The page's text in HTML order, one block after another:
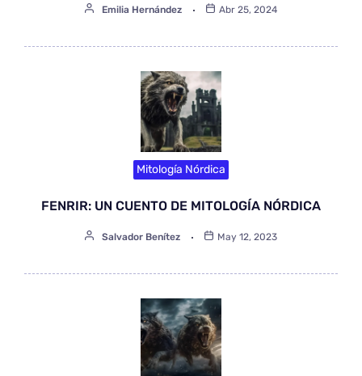
Emilia Hernández Abr 25, 2024
Mitología Nórdica
FENRIR: UN CUENTO DE MITOLOGÍA NÓRDICA
Salvador Benítez May 12, 2023